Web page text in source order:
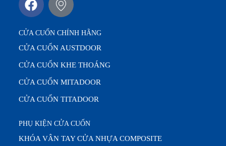
CỬA CUỐN CHÍNH HÃNG
CỬA CUỐN AUSTDOOR
CỬA CUỐN KHE THOÁNG
CỬA CUỐN MITADOOR
CỬA CUỐN TITADOOR
PHỤ KIỆN CỬA CUỐN
KHÓA VÂN TAY CỬA NHỰA COMPOSITE